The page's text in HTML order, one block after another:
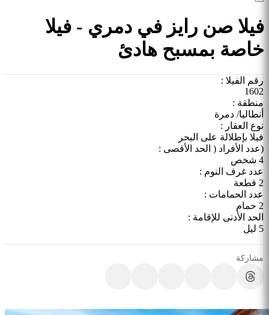
فيلا صن رايز في دمري - فيلا
خاصة بمسبح هادئ
رقم الفيلا :
1602
منطقة :
أنطاليا/ دمرة
نوع العقار :
فيلا بإطلالة على البحر
(عدد الأفراد ( الحد الأقصى :
4 شخص
عدد غرف النوم :
2 قطعة
عدد الحمامات :
2 حمام
الحد الأدنى للإقامة :
5 ليل
مشاركة